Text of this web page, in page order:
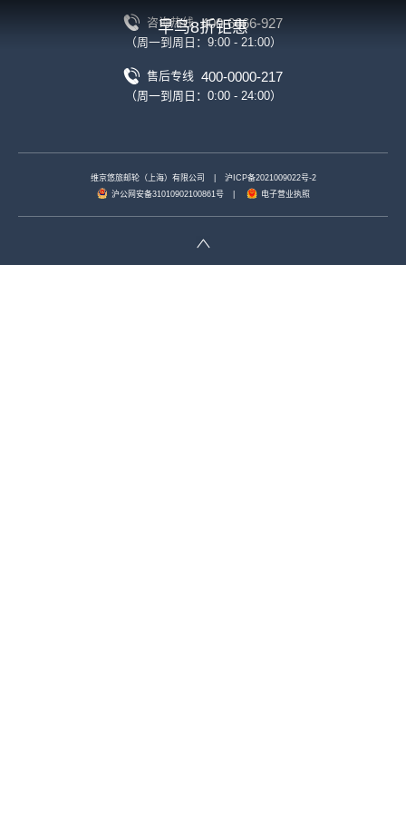
早鸟8折钜惠
咨询热线 400-6666-927
（周一到周日：9:00 - 21:00）
售后专线 400-0000-217
（周一到周日：0:00 - 24:00）
维京悠旅邮轮（上海）有限公司
沪ICP备2021009022号-2
沪公网安备31010902100861号
电子营业执照